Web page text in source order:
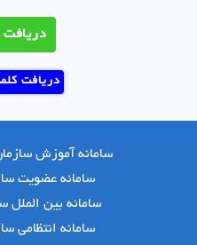
دریافت
دریافت کلمه
سامانه آموزش
سامانه عضویت
سامانه بین الملل
سامانه انتظامی